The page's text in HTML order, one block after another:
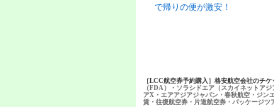
で帰りの便が激安！
［LCC航空券予約購入］格安航空会社のチ
（FDA）・ソラシドエア（スカイネットア
アX・エアアジアジャパン・春秋航空・ジン
賃・往復航空券・片道航空券・パッケージ